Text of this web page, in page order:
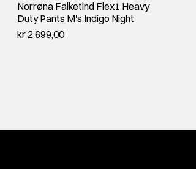
Norrøna Falketind Flex1 Heavy
Duty Pants M's Indigo Night
kr 2 699,00